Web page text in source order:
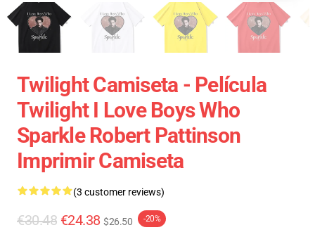
Twilight Camiseta - Película
Twilight I Love Boys Who
Sparkle Robert Pattinson
Imprimir Camiseta
(3 customer reviews)
€30.48 €24.38 $26.50 -20%